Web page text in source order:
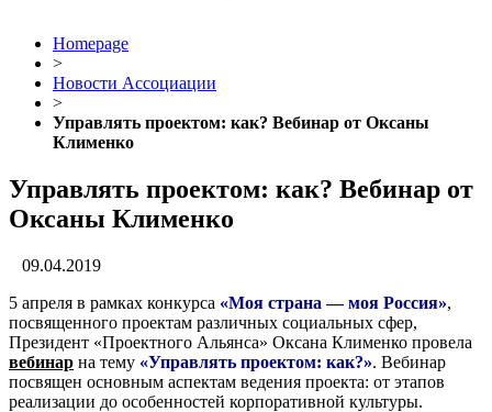
Homepage
>
Новости Ассоциации
>
Управлять проектом: как? Вебинар от Оксаны
Клименко
Управлять проектом: как? Вебинар от
Оксаны Клименко
09.04.2019
5 апреля в рамках конкурса «Моя страна — моя Россия»,
посвященного проектам различных социальных сфер,
Президент «Проектного Альянса» Оксана Клименко​ провела
вебинар на тему «Управлять проектом: как?». Вебинар
посвящен основным аспектам ведения проекта: от этапов
реализации до особенностей корпоративной культуры.